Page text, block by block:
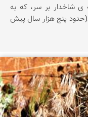
ی شاخدار بر سر، که به
پنج هزار سال پیش